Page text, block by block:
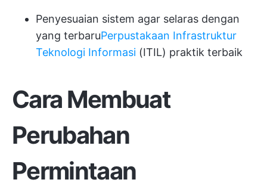
Penyesuaian sistem agar selaras dengan
yang terbaruPerpustakaan Infrastruktur
Teknologi Informasi (ITIL) praktik terbaik
Cara Membuat
Perubahan
Permintaan